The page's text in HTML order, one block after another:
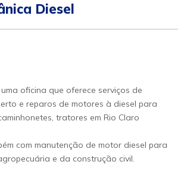
Diesel
oficina que oferece serviços de
e reparos de motores à diesel para
tratores em Rio Claro
com manutenção de motor diesel para
e da construção civil.